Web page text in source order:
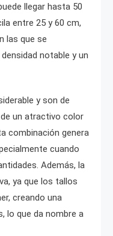
llegar hasta 50
entre 25 y 60 cm,
las que se
notable y un
y son de
un atractivo color
combinación genera
cuando
Además, la
ya que los tallos
creando una
lo que da nombre a